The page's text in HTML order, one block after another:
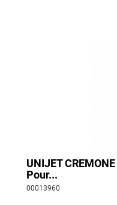
UNIJET
Pour...
00013960